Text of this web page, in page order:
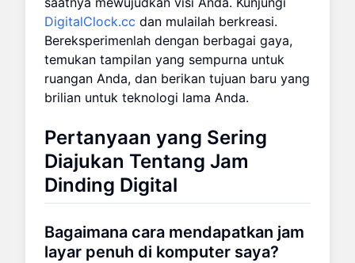
DigitalClock.cc dan mulailah berkreasi.
Bereksperimenlah dengan berbagai gaya,
temukan tampilan yang sempurna untuk
ruangan Anda, dan berikan tujuan baru yang
brilian untuk teknologi lama Anda.
Pertanyaan yang Sering
Diajukan Tentang Jam
Dinding Digital
Bagaimana cara mendapatkan jam
layar penuh di komputer saya?